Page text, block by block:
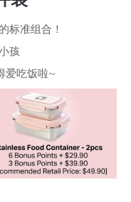
标准组合！
孩
爱吃饭啦~